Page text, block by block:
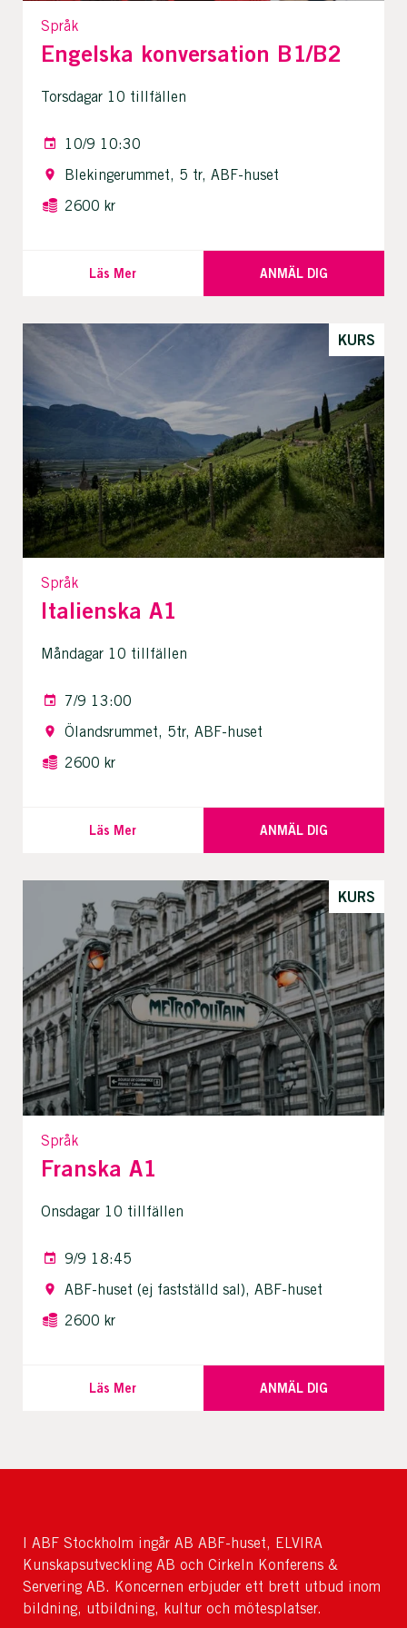
Språk
Engelska konversation B1/B2
Torsdagar 10 tillfällen
10/9 10:30
Blekingerummet, 5 tr, ABF-huset
2600 kr
Läs Mer ANMÄL DIG
KURS
Språk
Italienska A1
Måndagar 10 tillfällen
7/9 13:00
Ölandsrummet, 5tr, ABF-huset
2600 kr
Läs Mer ANMÄL DIG
KURS
Språk
Franska A1
Onsdagar 10 tillfällen
9/9 18:45
ABF-huset (ej fastställd sal), ABF-huset
2600 kr
Läs Mer ANMÄL DIG
I ABF Stockholm ingår AB ABF-huset, ELVIRA
Kunskapsutveckling AB och Cirkeln Konferens &
Servering AB. Koncernen erbjuder ett brett utbud inom
bildning, utbildning, kultur och mötesplatser.